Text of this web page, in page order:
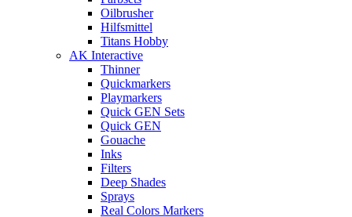
Oilbrusher
Hilfsmittel
Titans Hobby
AK Interactive
Thinner
Quickmarkers
Playmarkers
Quick GEN Sets
Quick GEN
Gouache
Inks
Filters
Deep Shades
Sprays
Real Colors Markers